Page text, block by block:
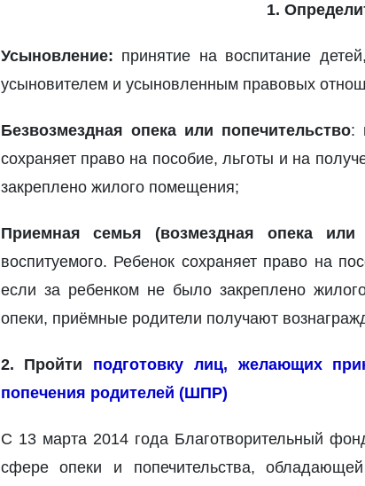
1.
Усыновление: принятие на воспитание
усыновителем и усыновленным правовых
Безвозмездная опека или попечительство:
сохраняет право на пособие, льготы и на
закреплено жилого помещения;
Приемная семья (возмездная опека или
воспитуемого. Ребенок сохраняет право на
если за ребенком не было закреплено
опеки, приёмные родители получают
2. Пройти подготовку лиц, желающих
попечения родителей (ШПР)
С 13 марта 2014 года Благотворительный
сфере опеки и попечительства,